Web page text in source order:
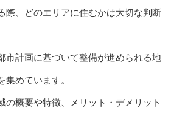
際、どのエリアに住むかは大切な判断
市計画に基づいて整備が進められる地
めています。
の概要や特徴、メリット・デメリット